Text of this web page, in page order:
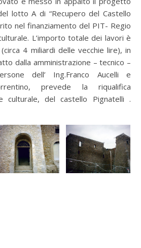
lotto A di “Recupero del Castello
nel finanziamento del PIT- Regio
L’importo totale dei lavori è
4 miliardi delle vecchie lire), in
dalla amministrazione – tecnico –
dell’ Ing.Franco Aucelli e
prevede la riqualifica
culturale, del castello Pignatelli .